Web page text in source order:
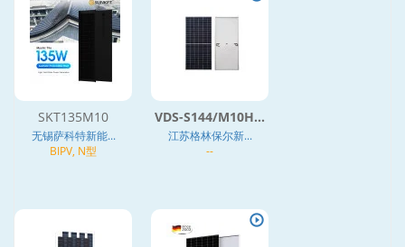
SKT135M10
无锡萨科特新能...
BIPV, N型
VDS-S144/M10H...
江苏格林保尔新...
--